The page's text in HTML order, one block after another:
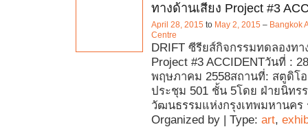
ทางด้านเสียง Project #3
April 28, 2015 to May 2, 2015 – Bangkok
Centre
DRIFT ซีรียส์กิจกรรมทดลองทา
Project #3 ACCIDENTวันที่ :
พฤษภาคม 2558สถานที่: สตูดิโ
ประชุม 501 ชั้น 5โดย ฝ่ายนิทร
วัฒนธรรมแห่งกรุงเทพมหานคร
Organized by | Type: art,